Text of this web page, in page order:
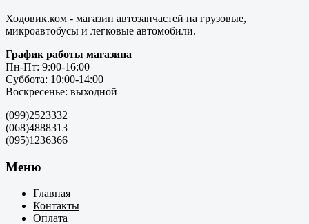
Ходовик.ком - магазин автозапчастей на грузовые,
микроавтобусы и легковые автомобили.
График работы магазина
Пн-Пт: 9:00-16:00
Суббота: 10:00-14:00
Воскресенье: выходной
(099)2523332
(068)4888313
(095)1236366
Меню
Главная
Контакты
Оплата